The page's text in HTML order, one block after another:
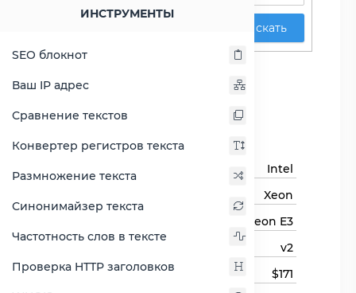
ИНСТРУМЕНТЫ
SEO блокнот
Ваш IP адрес
Сравнение текстов
Конвертер регистров текста
Размножение текста
Синонимайзер текста
Частотность слов в тексте
Проверка HTTP заголовков
Искать
Xeon E3-1270 v2
Основная информация
Intel
Xeon
Xeon E3
v2
Цена
$171